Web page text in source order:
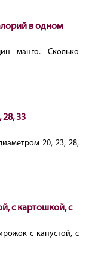
в одном
манго. Сколько
33
20, 23, 28,
с картошкой, с
с капустой, с